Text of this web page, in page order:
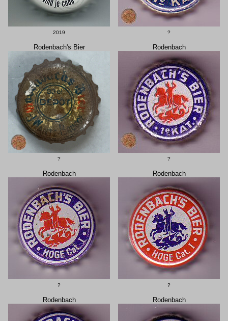
2019 ?
Rodenbach's Bier
?
Rodenbach
?
Rodenbach
?
Rodenbach
?
Rodenbach Rodenbach